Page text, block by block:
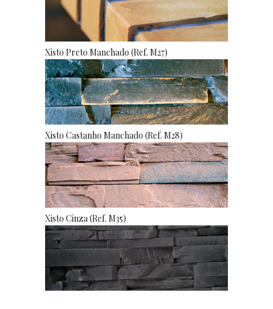
Xisto Preto Manchado (Ref. M27)
Xisto Castanho Manchado (Ref. M28)
Xisto Cinza (Ref. M35)